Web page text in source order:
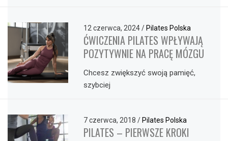
12 czerwca, 2024/ Pilates Polska
ĆWICZENIA PILATES WPŁYWAJĄ
POZYTYWNIE NA PRACĘ MÓZGU
Chcesz zwiększyć swoją pamięć,
szybciej
7 czerwca, 2018/ Pilates Polska
PILATES – PIERWSZE KROKI